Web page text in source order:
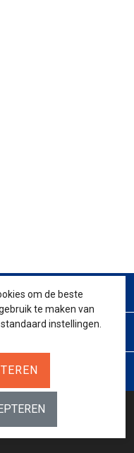
om de beste
te maken van
instellingen.